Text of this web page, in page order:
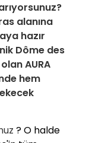
alanına
hazır
Dôme des
AURA
hem
? O halde